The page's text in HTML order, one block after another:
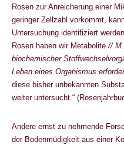
Rosen zur Anreicherung einer
geringer Zellzahl vorkommt,
Untersuchung identifiziert
Rosen haben wir Metabolite//
biochemischer
Leben eines Organismus
diese bisher unbekannten
weiter untersucht.“
Andere ernst zu nehmende
der Bodenmüdigkeit aus einer